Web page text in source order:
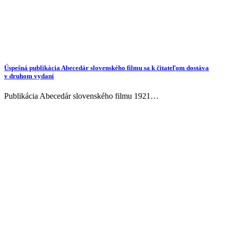
Úspešná publikácia Abecedár slovenského filmu sa k čitateľom dostáva
v druhom vydaní
Publikácia Abecedár slovenského filmu 1921…